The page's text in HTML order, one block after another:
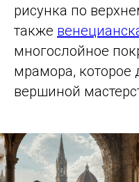
рисунка по
также
многослойное
мрамора, которое
вершиной